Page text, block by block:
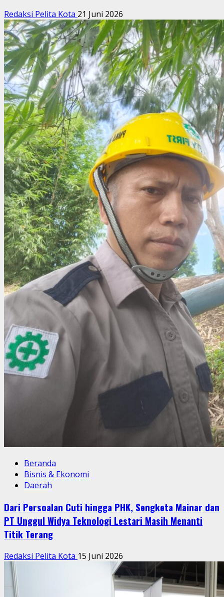
Redaksi Pelita Kota 21 Juni 2026
Beranda
Bisnis & Ekonomi
Daerah
Dari Persoalan Cuti hingga PHK, Sengketa Mainar dan
PT Unggul Widya Teknologi Lestari Masih Menanti
Titik Terang
Redaksi Pelita Kota 15 Juni 2026